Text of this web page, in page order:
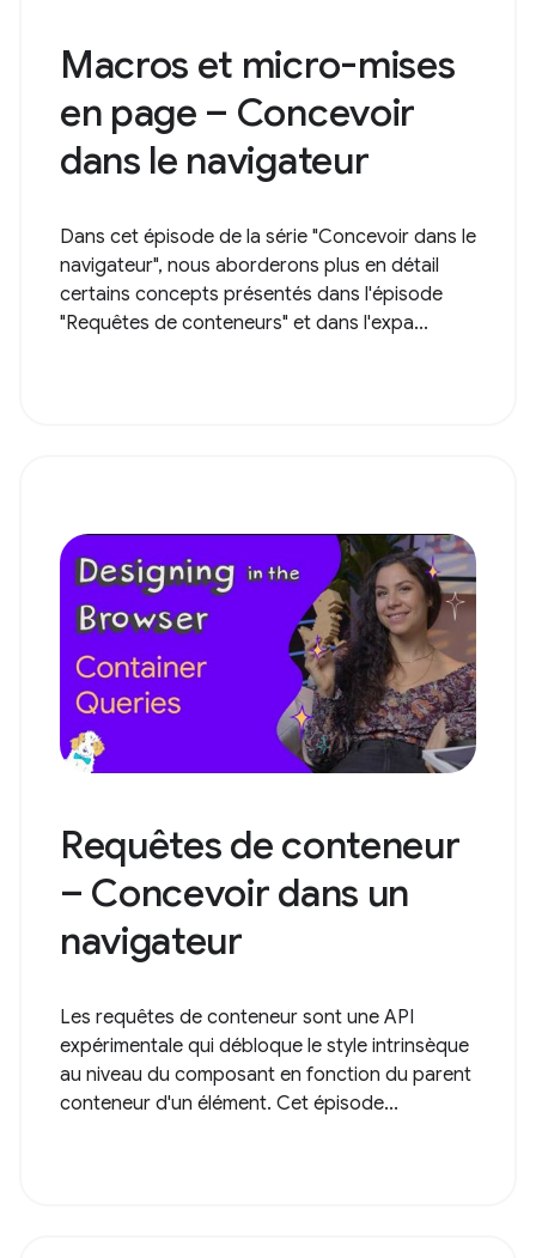
Macros et micro-mises
en page – Concevoir
dans le navigateur
Dans cet épisode de la série "Concevoir dans le
navigateur", nous aborderons plus en détail
certains concepts présentés dans l'épisode
"Requêtes de conteneurs" et dans l'expa...
Requêtes de conteneur
– Concevoir dans un
navigateur
Les requêtes de conteneur sont une API
expérimentale qui débloque le style intrinsèque
au niveau du composant en fonction du parent
conteneur d'un élément. Cet épisode...